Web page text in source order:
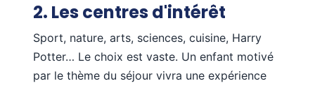
2. Les centres d'intérêt
Sport, nature, arts, sciences, cuisine, Harry
Potter… Le choix est vaste. Un enfant motivé
par le thème du séjour vivra une expérience